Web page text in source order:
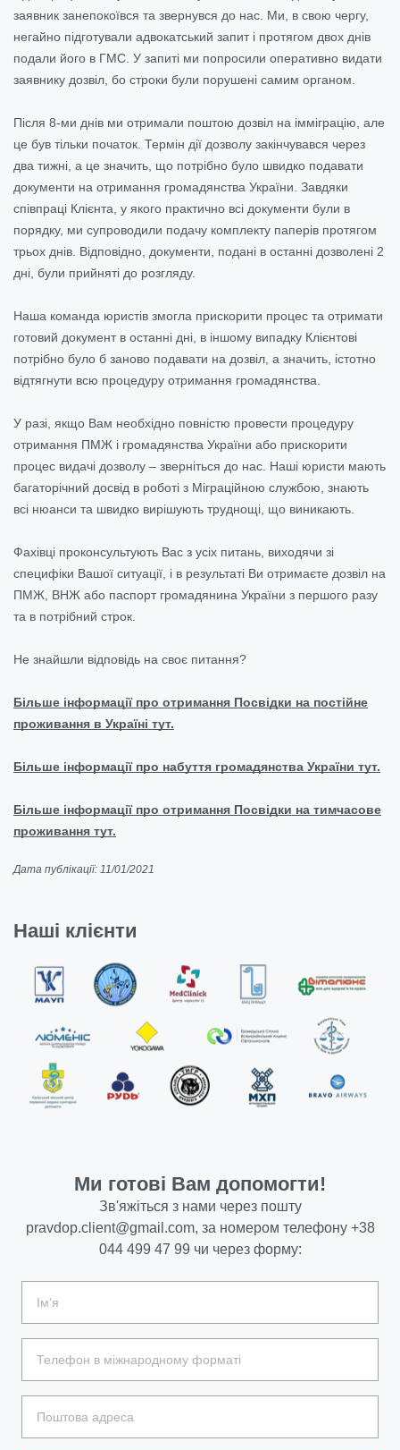
заявник занепокоївся та звернувся до нас. Ми, в свою чергу,
негайно підготували адвокатський запит і протягом двох днів
подали його в ГМС. У запиті ми попросили оперативно видати
заявнику дозвіл, бо строки були порушені самим органом.
Після 8-ми днів ми отримали поштою дозвіл на імміграцію, але
це був тільки початок. Термін дії дозволу закінчувався через
два тижні, а це значить, що потрібно було швидко подавати
документи на отримання громадянства України. Завдяки
співпраці Клієнта, у якого практично всі документи були в
порядку, ми супроводили подачу комплекту паперів протягом
трьох днів . Відповідно, документи, подані в останні дозволені 2
дні, були прийняті до розгляду.
Наша команда юристів змогла прискорити процес та отримати
готовий документ в останні дні, в іншому випадку Клієнтові
потрібно було б заново подавати на дозвіл, а значить, істотно
відтягнути всю процедуру отримання громадянства.
У разі, якщо Вам необхідно повністю провести процедуру
отримання ПМЖ і громадянства України або прискорити
процес видачі дозволу – зверніться до нас. Наші юристи мають
багаторічний досвід в роботі з Міграційною службою, знають
всі нюанси та швидко вирішують труднощі, що виникають.
Фахівці проконсультують Вас з усіх питань, виходячи зі
специфіки Вашої ситуації, і в результаті Ви отримаєте дозвіл на
ПМЖ, ВНЖ або паспорт громадянина України з першого разу
та в потрібний строк.
Не знайшли відповідь на своє питання?
Більше інформації про отримання Посвідки на постійне
проживання в Україні тут.
Більше інформації про набуття громадянства України тут.
Більше інформації про отримання Посвідки на тимчасове
проживання тут.
Дата публікації: 11/01/2021
Наші клієнти
Ми готові Вам допомогти!
Зв'яжіться з нами через пошту
pravdop.client@gmail.com, за номером телефону +38
044 499 47 99 чи через форму: